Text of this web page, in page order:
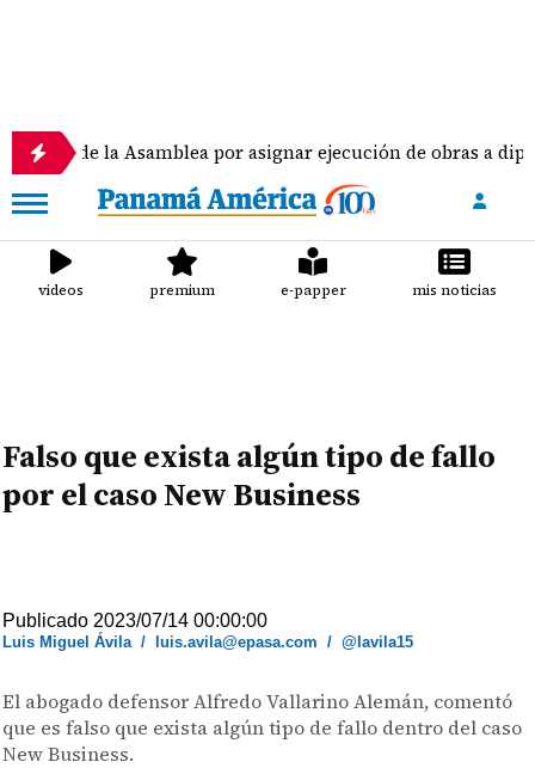
de la Asamblea por asignar ejecución de obras a
videos premium e-papper mis noticias
Falso que exista algún tipo de fallo
por el caso New Business
Publicado 2023/07/14 00:00:00
Luis Miguel Ávila/ luis.avila@epasa.com /@lavila15
El abogado defensor Alfredo Vallarino Alemán, comentó
que es falso que exista algún tipo de fallo dentro del caso
New Business.